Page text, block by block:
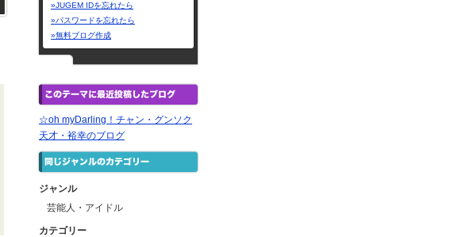
»JUGEM IDを忘れたら
»パスワードを忘れたら
»無料ブログ作成
☆oh myDarling！チャン・グンソク
天才・裕幸のブログ
ジャンル
芸能人・アイドル
カテゴリー